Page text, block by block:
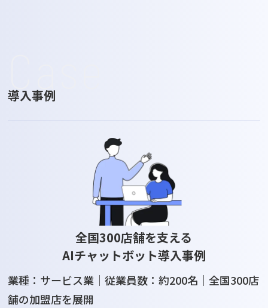
導入事例
全国300店舗を支える
AIチャットボット導入事例
業種：サービス業｜従業員数：約200名｜全国300店
舗の加盟店を展開